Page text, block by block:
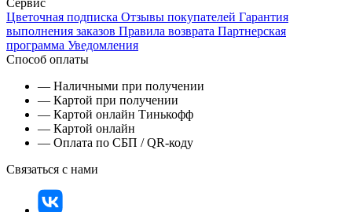
Цветочная подписка Отзывы покупателей Гарантия
выполнения заказов Правила возврата Партнерская
программа Уведомления
Способ оплаты
— Наличными при получении
— Картой при получении
— Картой онлайн Тинькофф
— Картой онлайн
— Оплата по СБП / QR-коду
Связаться с нами